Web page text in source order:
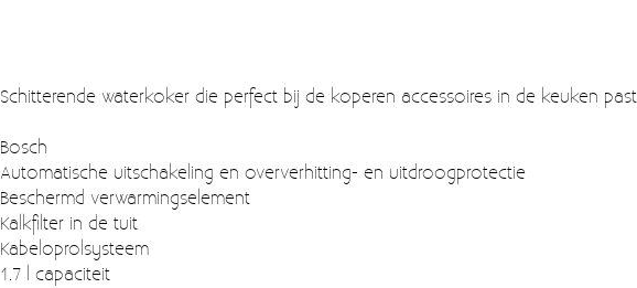
Schitterende waterkoker die perfect bij de koperen accessoires in de keuken past
Bosch
Automatische uitschakeling en oververhitting- en uitdroogprotectie
Beschermd verwarmingselement
Kalkfilter in de tuit
Kabeloprolsysteem
1.7 l capaciteit